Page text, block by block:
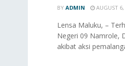
BY ADMIN AUGUST 6,
Lensa Maluku, –
Negeri 09 Namrole,
akibat aksi